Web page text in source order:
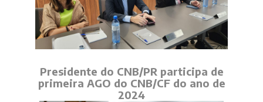
Presidente do CNB/PR participa de
primeira AGO do CNB/CF do ano de
2024